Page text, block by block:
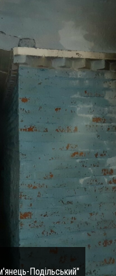
Подільський"